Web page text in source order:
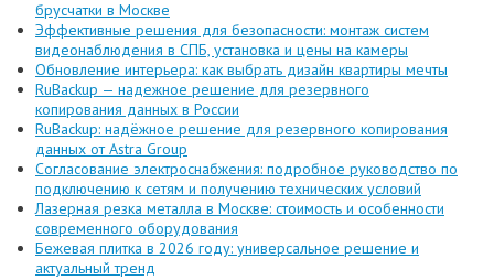
брусчатки в Москве
Эффективные решения для безопасности: монтаж систем
видеонаблюдения в СПБ, установка и цены на камеры
Обновление интерьера: как выбрать дизайн квартиры мечты
RuBackup — надежное решение для резервного
копирования данных в России
RuBackup: надёжное решение для резервного копирования
данных от Astra Group
Согласование электроснабжения: подробное руководство по
подключению к сетям и получению технических условий
Лазерная резка металла в Москве: стоимость и особенности
современного оборудования
Бежевая плитка в 2026 году: универсальное решение и
актуальный тренд